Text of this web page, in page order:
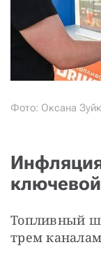
Фото: Оксана
Топливный
трем